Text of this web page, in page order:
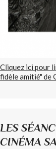
Cliquez ici pour
fidèle amitié" de
LES
CINÉMA